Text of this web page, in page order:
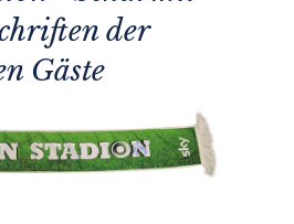
der
Gäste